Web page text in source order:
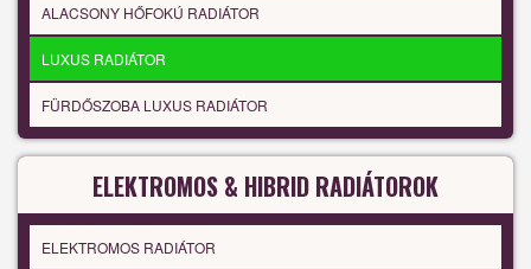
ALACSONY HŐFOKÚ RADIÁTOR
LUXUS RADIÁTOR
FÜRDŐSZOBA LUXUS RADIÁTOR
ELEKTROMOS & HIBRID RADIÁTOROK
ELEKTROMOS RADIÁTOR